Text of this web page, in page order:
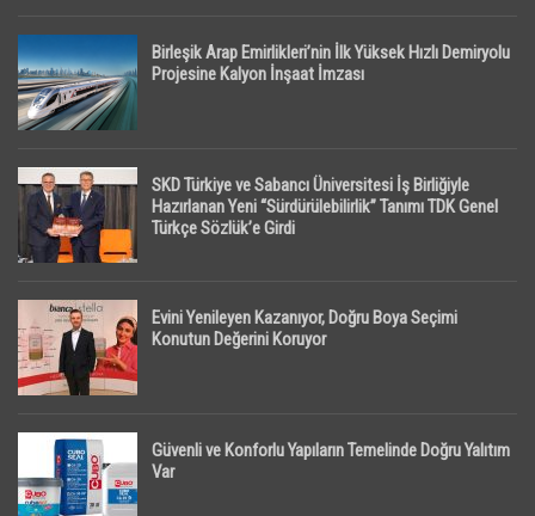
Birleşik Arap Emirlikleri’nin İlk Yüksek Hızlı Demiryolu
Projesine Kalyon İnşaat İmzası
SKD Türkiye ve Sabancı Üniversitesi İş Birliğiyle
Hazırlanan Yeni “Sürdürülebilirlik” Tanımı TDK Genel
Türkçe Sözlük’e Girdi
Evini Yenileyen Kazanıyor, Doğru Boya Seçimi
Konutun Değerini Koruyor
Güvenli ve Konforlu Yapıların Temelinde Doğru Yalıtım
Var